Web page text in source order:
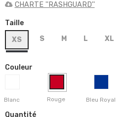
CHARTE ''RASHGUARD''
Taille
XS
S M L XL
Couleur
Blanc Rouge Bleu Royal
Quantité